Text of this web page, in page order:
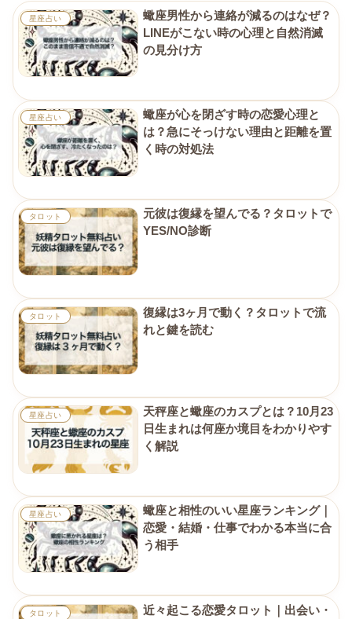
星座占い
蠍座男性から連絡が減るのはなぜ？
LINEがこない時の心理と自然消滅
の見分け方
星座占い
蠍座が心を閉ざす時の恋愛心理と
は？急にそっけない理由と距離を置
く時の対処法
タロット
元彼は復縁を望んでる？タロットで
YES/NO診断
タロット
復縁は3ヶ月で動く？タロットで流
れと鍵を読む
星座占い
天秤座と蠍座のカスプとは？10月23
日生まれは何座か境目をわかりやす
く解説
星座占い
蠍座と相性のいい星座ランキング｜
恋愛・結婚・仕事でわかる本当に合
う相手
タロット
近々起こる恋愛タロット｜出会い・